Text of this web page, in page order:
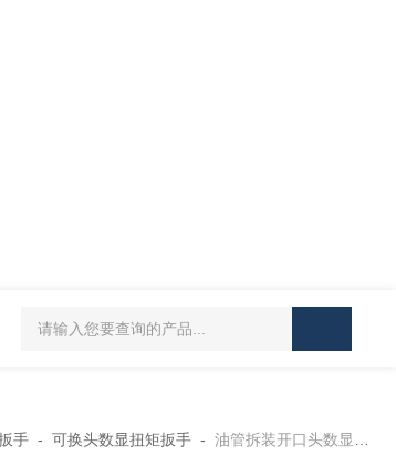
矩扳手检定仪 机械扳手校准仪
手- 可换头数显扭矩扳手- 油管拆装开口头数显扭力扳手JD-SX-200N.m